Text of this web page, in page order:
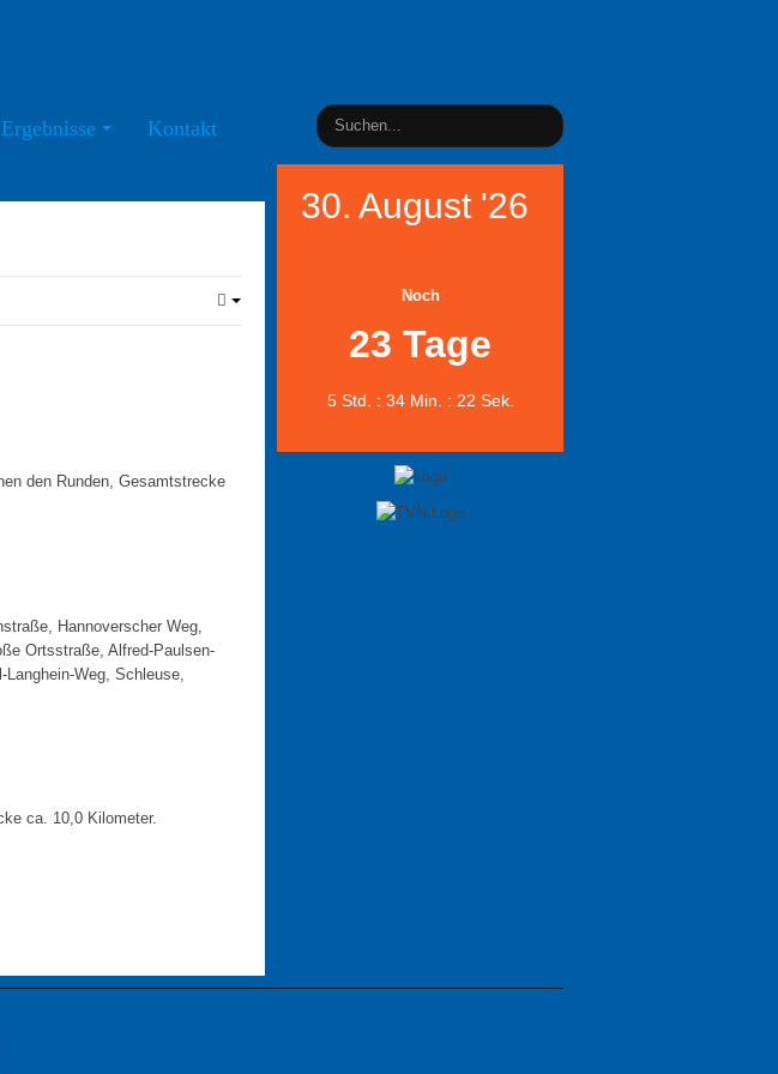
Ergebnisse Kontakt
den Runden, Gesamtstrecke
Hannoverscher Weg,
Ortsstraße, Alfred-Paulsen-
Weg, Schleuse,
ca. 10,0 Kilometer.
30. August '26
Noch
23 Tage
5 Std. : 34 Min. : 22 Sek.